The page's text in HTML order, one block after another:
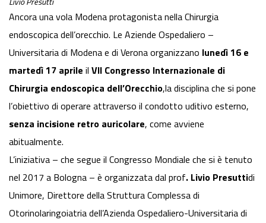
Ancora una vola Modena protagonista nella Chirurgia
endoscopica dell’orecchio. Le Aziende Ospedaliero –
Universitaria di Modena e di Verona organizzano lunedì 16 e
martedì 17 aprile il VII Congresso Internazionale di
Chirurgia endoscopica dell’Orecchio,la disciplina che si pone
l’obiettivo di operare attraverso il condotto uditivo esterno,
senza incisione retro auricolare, come avviene
abitualmente.
L’iniziativa – che segue il Congresso Mondiale che si è tenuto
nel 2017 a Bologna – è organizzata dal prof. Livio Presuttidi
Unimore, Direttore della Struttura Complessa di
Otorinolaringoiatria dell’Azienda Ospedaliero-Universitaria di